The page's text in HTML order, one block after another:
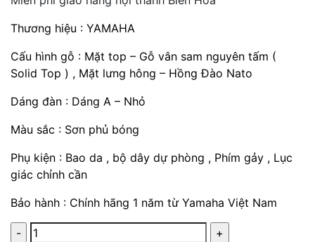
Thương hiệu : YAMAHA
Cấu hình gỗ : Mặt top – Gỗ vân sam nguyên tấm (
Solid Top ) , Mặt lưng hông – Hồng Đào Nato
Dáng đàn : Dáng A – Nhỏ
Màu sắc : Sơn phủ bóng
Phụ kiện : Bao da , bộ dây dự phòng , Phím gảy , Lục
giác chỉnh cần
Bảo hành : Chính hãng 1 năm từ Yamaha Việt Nam